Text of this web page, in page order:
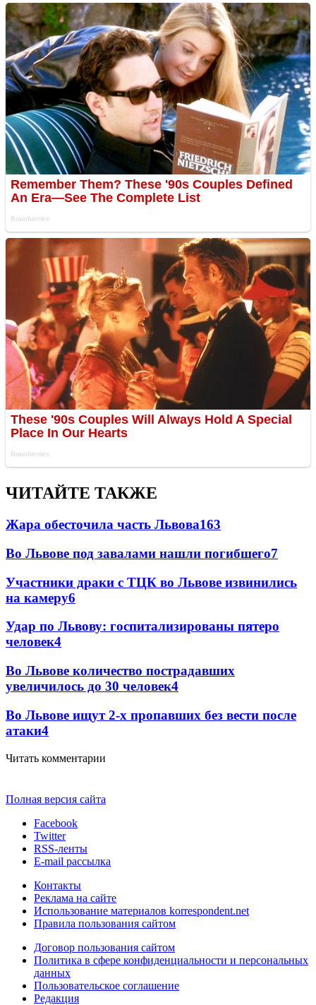
ЧИТАЙТЕ ТАКЖЕ
Жара обесточила часть Львова163
Во Львове под завалами нашли погибшего7
Участники драки с ТЦК во Львове извинились
на камеру6
Удар по Львову: госпитализированы пятеро
человек4
Во Львове количество пострадавших
увеличилось до 30 человек4
Во Львове ищут 2-х пропавших без вести после
атаки4
Читать комментарии
Полная версия сайта
Facebook
Twitter
RSS-ленты
E-mail рассылка
Контакты
Реклама на сайте
Использование материалов korrespondent.net
Правила пользования сайтом
Договор пользования сайтом
Политика в сфере конфиденциальности и персональных
данных
Пользовательское соглашение
Редакция